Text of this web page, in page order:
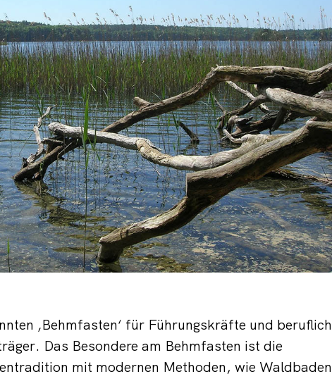
‚Behmfasten‘ für Führungskräfte und beruflich
Das Besondere am Behmfasten ist die
mit modernen Methoden, wie Waldbaden